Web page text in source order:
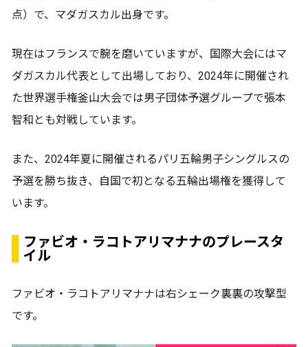
点）で、マダガスカル出身です。
現在はフランスで腕を磨いていますが、国際大会にはマ
ダガスカル代表として出場しており、2024年に開催され
た世界選手権釜山大会では男子団体予選グループで張本
智和とも対戦しています。
また、2024年夏に開催されるパリ五輪男子シングルスの
予選を勝ち抜き、自国で初となる五輪出場権を獲得して
います。
ファビオ・ラコトアリマナナのプレースタ
イル
ファビオ・ラコトアリマナナは右シェーク裏裏の攻撃型
です。